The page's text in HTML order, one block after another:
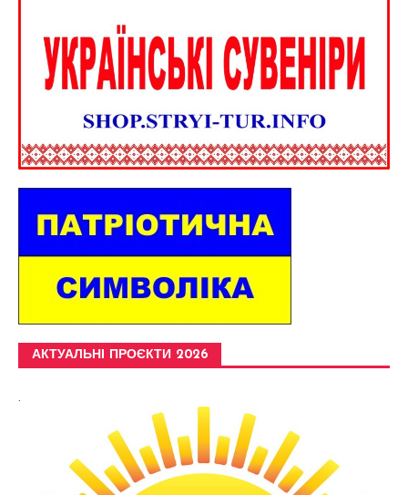
АКТУАЛЬНІ ПРОЄКТИ 2026
.